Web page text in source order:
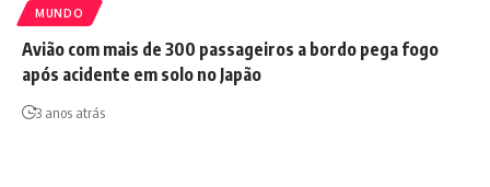
MUNDO
Avião com mais de 300 passageiros a bordo pega fogo
após acidente em solo no Japão
3 anos atrás